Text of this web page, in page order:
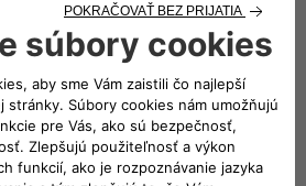
kombinácia športového a
tým, čo spája Borisa Valábika a